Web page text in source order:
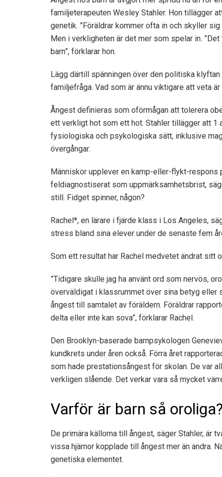
familjeterapeuten Wesley Stahler. Hon tillägger
genetik. ”Föräldrar kommer ofta in och skyller
Men i verkligheten är det mer som spelar in.
barn”, förklarar hon.
Lägg därtill spänningen över den politiska
familjefråga. Vad som är ännu viktigare att veta
Ångest definieras som oförmågan att tolerera
ett verkligt hot som ett hot. Stahler tillägger att 1
fysiologiska och psykologiska sätt, inklusive
övergångar.
Människor upplever en kamp-eller-flykt-respons
feldiagnostiserat som uppmärksamhetsbrist,
still. Fidget spinner, någon?
Rachel*, en lärare i fjärde klass i Los Angeles,
stress bland sina elever under de senaste fem
Som ett resultat har Rachel medvetet ändrat sitt
”Tidigare skulle jag ha använt ord som nervös,
överväldigat i klassrummet över sina betyg eller
ångest till samtalet av föräldern. Föräldrar
delta eller inte kan sova”, förklarar Rachel.
Den Brooklyn-baserade barnpsykologen
kundkrets under åren också. Förra året
som hade prestationsångest för skolan. De var
verkligen slående. Det verkar vara så mycket
Varför är barn så
De primära källorna till ångest, säger Stahler, är
vissa hjärnor kopplade till ångest mer än andra.
genetiska elementet.